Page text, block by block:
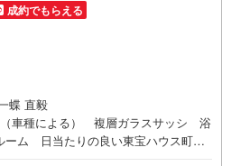
成約でもらえる
蝶 直毅
（車種による） 複層ガラスサッシ 浴
ーム 日当たりの良い東宝ハウス町田